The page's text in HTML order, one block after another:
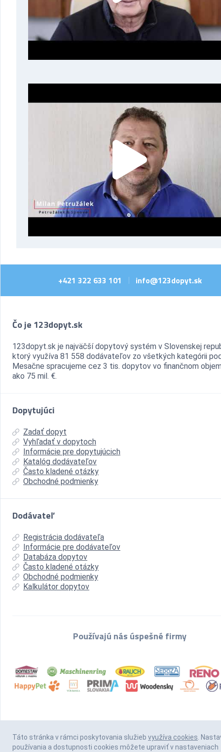
+421 322 633 101 info@123dopyt.sk
Čo je 123dopyt.sk
123dopyt.sk je najväčší dopytový systém v Slovenskej
ktorý využíva 81 558 dodávateľov zo všetkých kategórii
Mesačne spracujeme cez 3 tis. dopytov vo finančnom
ako 75 mil. €.
Dopytujúci
Zadať dopyt
Vyhľadať v dopytoch
Informácie pre dopytujúcich
Katalóg dodávateľov
Často kladené otázky
Obchodné podmienky
Dodávateľ
Registrácia dodávateľa
Informácie pre dodávateľov
Databáza dopytov
Často kladené otázky
Obchodné podmienky
Kalkulátor dopytov
Používajú nás úspešné firmy
Táto stránka v rámci poskytovania služieb využíva cookies.
používania a dostupnosti cookies môžete upraviť v nastaveniach